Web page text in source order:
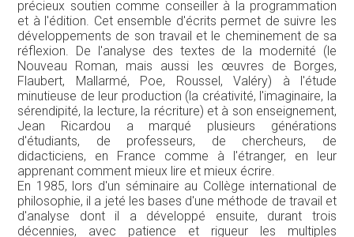
précieux soutien comme conseiller à la programmation
et à l'édition. Cet ensemble d'écrits permet de suivre les
développements de son travail et le cheminement de sa
réflexion. De l'analyse des textes de la modernité (le
Nouveau Roman, mais aussi les œuvres de Borges,
Flaubert, Mallarmé, Poe, Roussel, Valéry) à l'étude
minutieuse de leur production (la créativité, l'imaginaire, la
sérendipité, la lecture, la récriture) et à son enseignement,
Jean Ricardou a marqué plusieurs générations
d'étudiants, de professeurs, de chercheurs, de
didacticiens, en France comme à l'étranger, en leur
apprenant comment mieux lire et mieux écrire.
En 1985, lors d'un séminaire au Collège international de
philosophie, il a jeté les bases d'une méthode de travail et
d'analyse dont il a développé ensuite, durant trois
décennies, avec patience et rigueur les multiples